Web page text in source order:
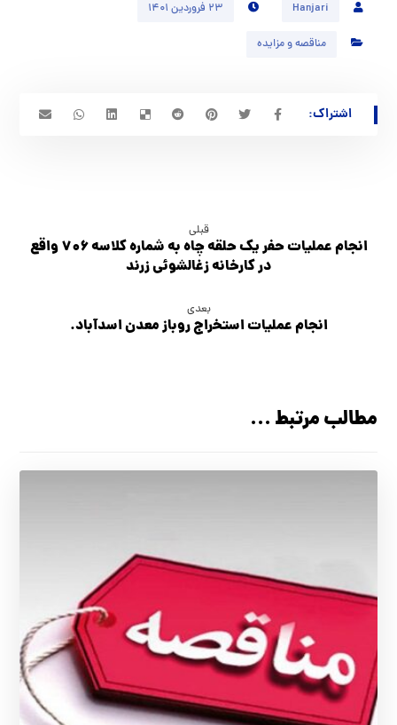
Hanjari ۲۳ فروردین ۱۴۰۱
مناقصه و مزایده
قبلی
انجام عمليات حفر يك حلقه چاه به شماره كلاسه ۷۰۶ واقع
در كارخانه زغالشوئي زرند
بعدی
انجام عمليات استخراج روباز معدن اسدآباد.
مطالب مرتبط ...